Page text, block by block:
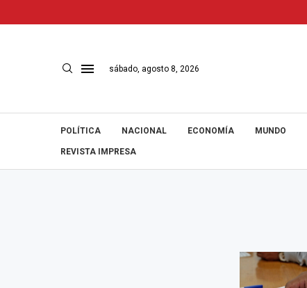
sábado, agosto 8, 2026
POLÍTICA NACIONAL ECONOMÍA MUNDO
REVISTA IMPRESA